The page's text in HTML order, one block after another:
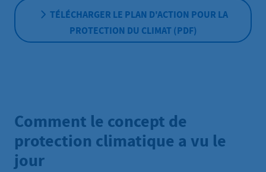
TÉLÉCHARGER LE PLAN D'ACTION POUR LA
PROTECTION DU CLIMAT (PDF)
Comment le concept de
protection climatique a vu le
jour